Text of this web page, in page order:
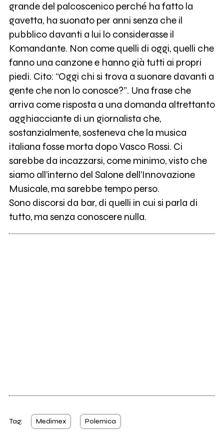
grande del palcoscenico perché ha fatto la
gavetta, ha suonato per anni senza che il
pubblico davanti a lui lo considerasse il
Komandante. Non come quelli di oggi, quelli che
fanno una canzone e hanno già tutti ai propri
piedi. Cito: “Oggi chi si trova a suonare davanti a
gente che non lo conosce?”. Una frase che
arriva come risposta a una domanda altrettanto
agghiacciante di un giornalista che,
sostanzialmente, sosteneva che la musica
italiana fosse morta dopo Vasco Rossi. Ci
sarebbe da incazzarsi, come minimo, visto che
siamo all’interno del Salone dell’Innovazione
Musicale, ma sarebbe tempo perso.
Sono discorsi da bar, di quelli in cui si parla di
tutto, ma senza conoscere nulla.
Tag: Medimex Polemica